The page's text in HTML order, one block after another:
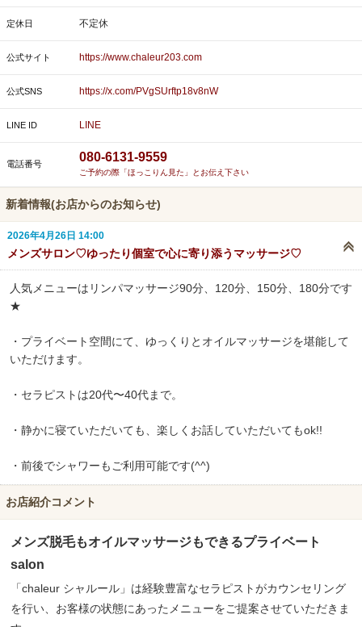
定休日 不定休
公式サイト https://www.chaleur203.com
公式SNS https://x.com/PVgSUrftp18v8nW
LINE ID LINE
電話番号 080-6131-9559
ご予約の際「ほっこりん見た」とお伝え下さい
新着情報(お店からのお知らせ)
2026年4月26日 14:00
メンズサロン♡ゆったり個室で心に寄り添うマッサージ♡
人気メニューはリンパマッサージ90分、120分、150分、180分です
★
・プライベート空間にて、ゆっくりとオイルマッサージを堪能して
いただけます。
・セラピストは20代〜40代まで。
・静かに寝ていただいても、楽しくお話していただいてもok!!
・前後でシャワーもご利用可能です(^^)
お店紹介コメント
メンズ脱毛もオイルマッサージもできるプライベート
salon
「chaleur シャルール」は経験豊富なセラピストがカウンセリング
を行い、お客様の状態にあったメニューをご提案させていただきま